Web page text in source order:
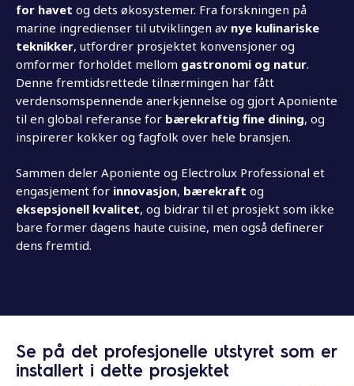
for havet og dets økosystemer. Fra forskningen på
marine ingredienser til utviklingen av nye kulinariske
teknikker, utfordrer prosjektet konvensjoner og
omformer forholdet mellom gastronomi og natur.
Denne fremtidsrettede tilnærmingen har fått
verdensomspennende anerkjennelse og gjort Aponiente
til en global referanse for bærekraftig fine dining, og
inspirerer kokker og fagfolk over hele bransjen.
Sammen deler Aponiente og Electrolux Professional et
engasjement for innovasjon, bærekraft og
eksepsjonell kvalitet, og bidrar til et prosjekt som ikke
bare former dagens haute cuisine, men også definerer
dens fremtid.
Se på det profesjonelle utstyret som er
installert i dette prosjektet